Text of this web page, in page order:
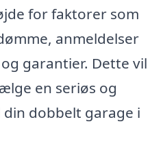
for faktorer som
anmeldelser
garantier. Dette vil
en seriøs og
dobbelt garage i